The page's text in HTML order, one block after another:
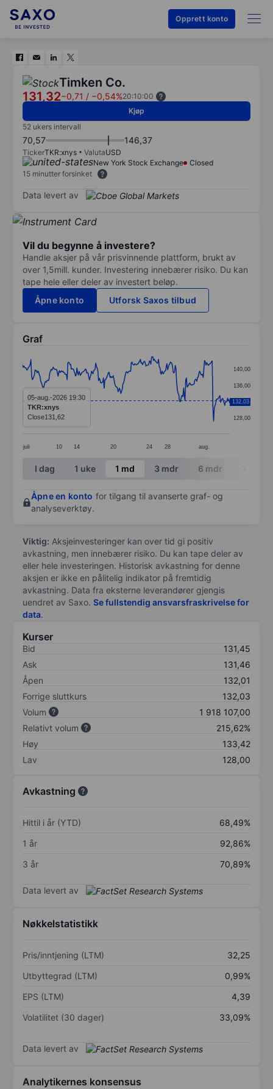
Opprett konto
Timken Co.
131,32−0,71 / −0,54%20:10:00
Kjøp
52 ukers intervall
70,57 146,37
TickerTKR:xnys ValutaUSD
New York Stock Exchange
Closed
15 minutter forsinket
Data levert av
Vil du begynne å investere?
Handle aksjer på vår prisvinnende plattform, brukt av
over 1,5mill. kunder. Investering innebærer risiko. Du kan
tape hele eller deler av investert beløp.
Åpne konto
Utforsk Saxos tilbud
Graf
Line chart with 299 data points.
The chart has 1 X axis displaying categories.
The chart has 1 Y axis displaying values. Data ranges
juli 10 14 20 24 28 aug.
128,00
132,00
136,00
140,00
132,03
05-aug.-2026 19:30
TKR:xnys
Close131,62
End of interactive chart.
I dag 1 uke 1 md 3 mdr 6 mdr
Åpne en konto for tilgang til avanserte graf- og
analyseverktøy.
Viktig: Aksjeinvesteringer kan over tid gi positiv
avkastning, men innebærer risiko. Du kan tape deler av
eller hele investeringen. Historisk avkastning for denne
aksjen er ikke en pålitelig indikator på fremtidig
avkastning. Data fra eksterne leverandører gjengis
uendret av Saxo. Se fullstendig ansvarsfraskrivelse for
data.
Kurser
Bid
131,45
Ask
131,46
Åpen
132,01
Forrige sluttkurs
132,03
Volum
1 918 107,00
Relativt volum
215,62%
Høy
133,42
Lav
128,00
Avkastning
Hittil i år (YTD)
68,49%
1 år
92,86%
3 år
70,89%
Data levert av
Nøkkelstatistikk
Pris/inntjening (LTM)
32,25
Utbyttegrad (LTM)
0,99%
EPS (LTM)
4,39
Volatilitet (30 dager)
33,09%
Data levert av
Analytikernes konsensus